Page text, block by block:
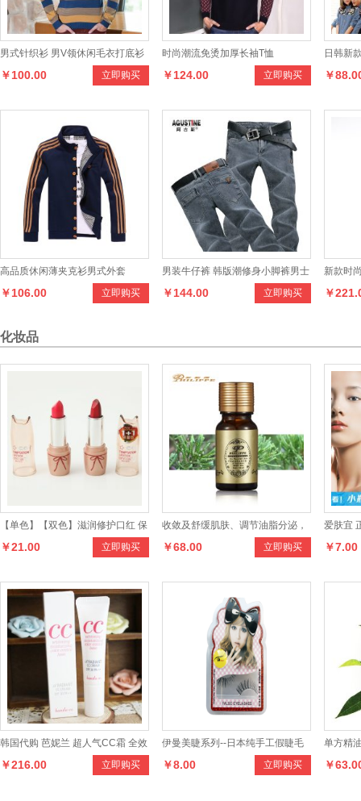
男式针织衫 男V领休闲毛衣打底衫
针织衫男 男装秋装针织衫立即购买
￥100.00
时尚潮流免烫加厚长袖T恤
立即购买
￥124.00
日韩新
侣装小
￥
高品质休闲薄夹克衫男式外套
立即购买
￥106.00
男装牛仔裤 韩版潮修身小脚裤男士
弹力小脚牛仔裤 立即购买
￥144.00
新款时
厚款
￥
化妆品
【单色】【双色】滋润修护口红 保
湿修复润唇膏唇蜜唇彩 立即购买
￥21.00
收敛及舒缓肌肤、调节油脂分泌，
提升血液循环力 立即购买
￥68.00
爱肤宜
美白祛
￥7.00
韩国代购 芭妮兰 超人气CC霜 全效
裸妆 立即购买
￥216.00
伊曼美睫系列--日本纯手工假睫毛
313# 立即购买
￥8.00
单方精
￥